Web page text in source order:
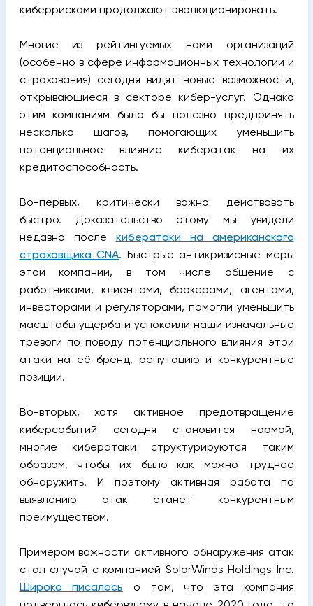
киберрисками продолжают эволюционировать.
Многие из рейтингуемых нами организаций
(особенно в сфере информационных технологий и
страхования) сегодня видят новые возможности,
открывающиеся в секторе кибер-услуг. Однако
этим компаниям было бы полезно предпринять
несколько шагов, помогающих уменьшить
потенциальное влияние кибератак на их
кредитоспособность.
Во-первых, критически важно действовать
быстро. Доказательство этому мы увидели
недавно после кибератаки на американского
страховщика CNA. Быстрые антикризисные меры
этой компании, в том числе общение с
работниками, клиентами, брокерами, агентами,
инвесторами и регуляторами, помогли уменьшить
масштабы ущерба и успокоили наши изначальные
тревоги по поводу потенциального влияния этой
атаки на её бренд, репутацию и конкурентные
позиции.
Во-вторых, хотя активное предотвращение
киберсобытий сегодня становится нормой,
многие кибератаки структурируются таким
образом, чтобы их было как можно труднее
обнаружить. И поэтому активная работа по
выявлению атак станет конкурентным
преимуществом.
Примером важности активного обнаружения атак
стал случай с компанией SolarWinds Holdings Inc.
Широко писалось о том, что эта компания